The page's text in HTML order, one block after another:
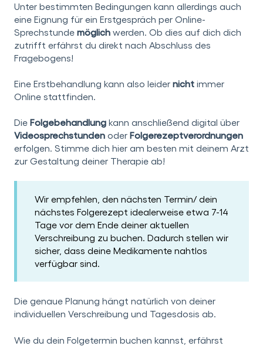
Unter bestimmten Bedingungen kann allerdings auch
eine Eignung für ein Erstgespräch per Online-
Sprechstunde möglich werden. Ob dies auf dich dich
zutrifft erfährst du direkt nach Abschluss des
Fragebogens!
Eine Erstbehandlung kann also leider nicht immer
Online stattfinden.
Die Folgebehandlung kann anschließend digital über
Videosprechstunden oder Folgerezeptverordnungen
erfolgen. Stimme dich hier am besten mit deinem Arzt
zur Gestaltung deiner Therapie ab!
Wir empfehlen, den nächsten Termin/ dein
nächstes Folgerezept idealerweise etwa 7-14
Tage vor dem Ende deiner aktuellen
Verschreibung zu buchen. Dadurch stellen wir
sicher, dass deine Medikamente nahtlos
verfügbar sind.
Die genaue Planung hängt natürlich von deiner
individuellen Verschreibung und Tagesdosis ab.
Wie du dein Folgetermin buchen kannst, erfährst